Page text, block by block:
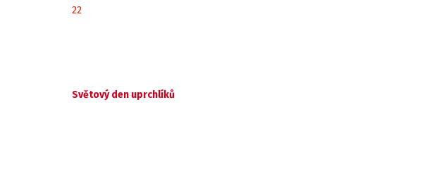
22
Světový den uprchlíků